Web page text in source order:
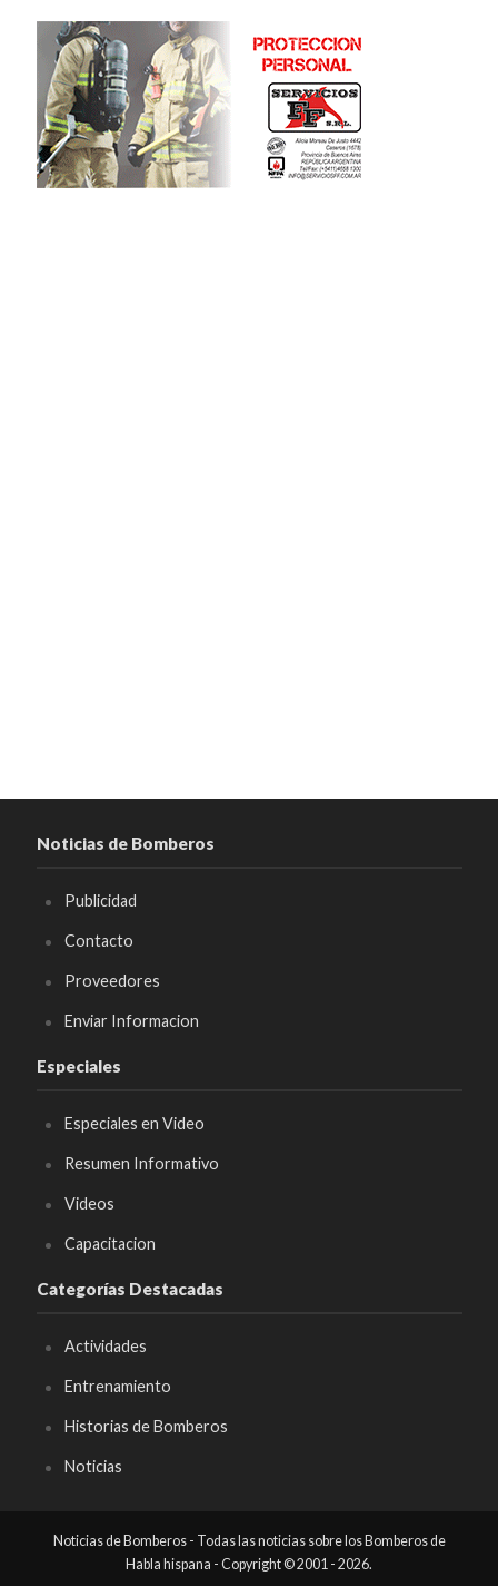
Noticias de Bomberos
Publicidad
Contacto
Proveedores
Enviar Informacion
Especiales
Especiales en Video
Resumen Informativo
Videos
Capacitacion
Categorías Destacadas
Actividades
Entrenamiento
Historias de Bomberos
Noticias
Noticias de Bomberos - Todas las noticias sobre los Bomberos de
Habla hispana - Copyright © 2001 - 2026.